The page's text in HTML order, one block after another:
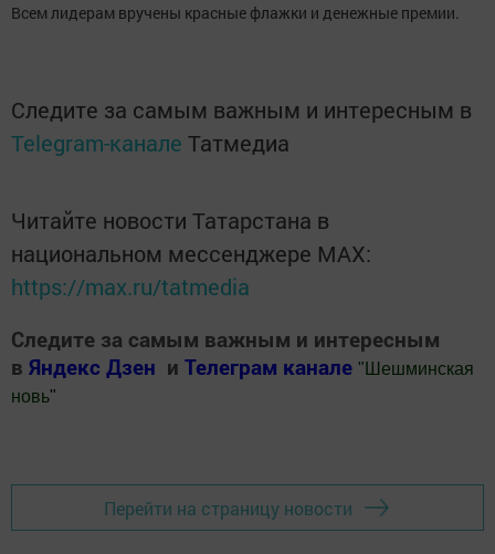
Всем лидерам вручены красные флажки и денежные премии.
Следите за самым важным и интересным в
Telegram-канале Татмедиа
Читайте новости Татарстана в
национальном мессенджере MАХ:
https://max.ru/tatmedia
Следите за самым важным и интересным
в Яндекс Дзен и Телеграм канале " Шешминская
новь"
Перейти на страницу новости